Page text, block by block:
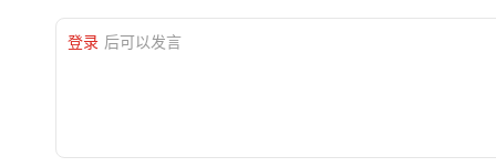
登录 后可以发言